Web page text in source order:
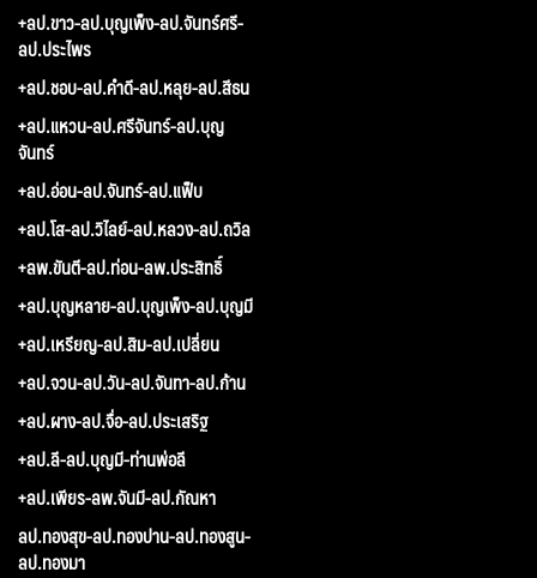
+ลป.ขาว-ลป.บุญเพ็ง-ลป.จันทร์ศรี-
ลป.ประไพร
+ลป.ชอบ-ลป.คำดี-ลป.หลุย-ลป.สีธน
+ลป.แหวน-ลป.ศรีจันทร์-ลป.บุญ
จันทร์
+ลป.อ่อน-ลป.จันทร์-ลป.แฟ็บ
+ลป.โส-ลป.วิไลย์-ลป.หลวง-ลป.ถวิล
+ลพ.ขันตี-ลป.ท่อน-ลพ.ประสิทธิ์
+ลป.บุญหลาย-ลป.บุญเพ็ง-ลป.บุญมี
+ลป.เหรียญ-ลป.สิม-ลป.เปลี่ยน
+ลป.จวน-ลป.วัน-ลป.จันทา-ลป.ก้าน
+ลป.ผาง-ลป.จื่อ-ลป.ประเสริฐ
+ลป.ลี-ลป.บุญมี-ท่านพ่อลี
+ลป.เพียร-ลพ.จันมี-ลป.กัณหา
ลป.ทองสุข-ลป.ทองปาน-ลป.ทองสูน-
ลป.ทองมา